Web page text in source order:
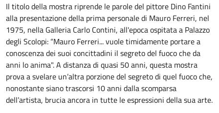
Il titolo della mostra riprende le parole del pittore Dino Fantini
alla presentazione della prima personale di Mauro Ferreri, nel
1975, nella Galleria Carlo Contini, all'epoca ospitata a Palazzo
degli Scolopi: “Mauro Ferreri... vuole timidamente portare a
conoscenza dei suoi concittadini il segreto del fuoco che da
anni lo anima". A distanza di quasi 50 anni, questa mostra
prova a svelare un’altra porzione del segreto di quel fuoco che,
nonostante siano trascorsi 10 anni dalla scomparsa
dell’artista, brucia ancora in tutte le espressioni della sua arte.